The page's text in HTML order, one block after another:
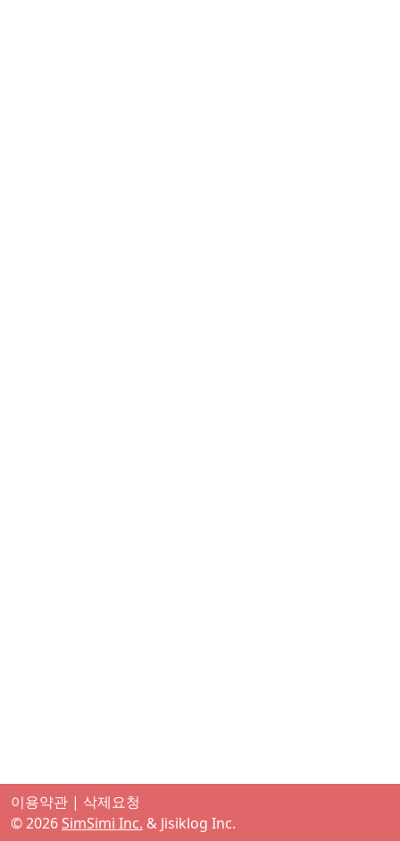
이용약관 | 삭제요청
©2026 SimSimi Inc. & Jisiklog Inc.